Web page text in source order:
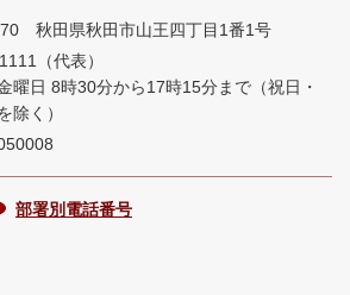
秋田県秋田市山王四丁目1番1号
（代表）
曜日 8時30分から17時15分まで （祝日・
除く）
部署別電話番号